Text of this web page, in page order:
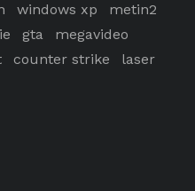
windows xp
metin2
gta
megavideo
counter strike laser